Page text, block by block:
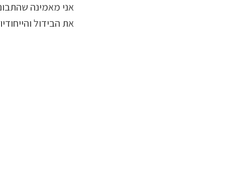
אני מאמינה
את הבידול